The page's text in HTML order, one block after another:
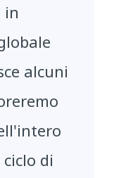
in
alcuni
di